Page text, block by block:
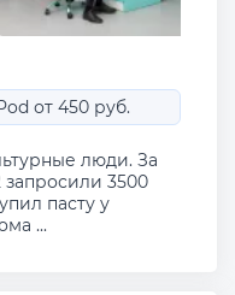
от 450 руб.
люди. За
запросили 3500
пасту у
...